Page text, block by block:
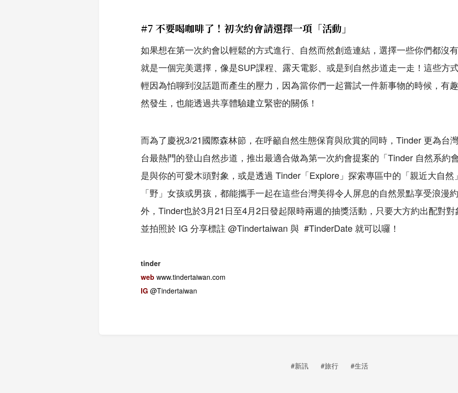
#7 不要喝咖啡了！初次約會請選擇一項「活動」
如果想在第一次約會以輕鬆的方式進行、自然而然創造連結，選擇一些你們都沒
就是一個完美選擇，像是SUP課程、露天電影、或是到自然步道走一走！這些方
輕因為怕聊到沒話題而產生的壓力，因為當你們一起嘗試一件新事物的時候，有
然發生，也能透過共享體驗建立緊密的關係！
而為了慶祝3/21國際森林節，在呼籲自然生態保育與欣賞的同時，Tinder 更為台
台最熱門的登山自然步道，推出最適合做為第一次約會提案的「Tinder 自然系約
是與你的可愛木頭對象，或是透過 Tinder「Explore」探索專區中的「親近大自然
「野」女孩或男孩，都能攜手一起在這些台灣美得令人屏息的自然景點享受浪漫
外，Tinder也於3月21日至4月2日發起限時兩週的抽獎活動，只要大方約出配對對
並拍照於 IG 分享標註 @Tindertaiwan 與 #TinderDate 就可以囉！
tinder
web www.tindertaiwan.com
IG @Tindertaiwan
#新訊 #旅行 #生活